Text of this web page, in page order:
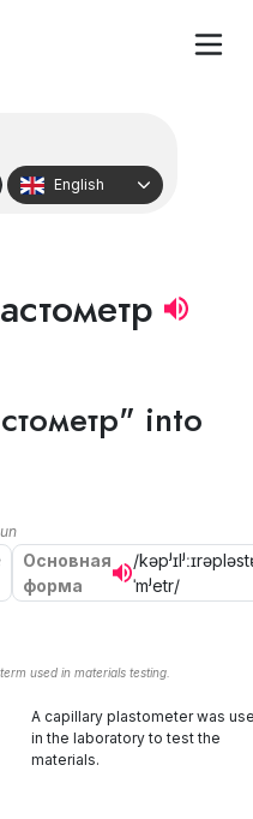
English
into
Основная
форма
/
ˈmʲetr/
used in materials testing.
A capillary plastometer was
in the laboratory to test the
materials.